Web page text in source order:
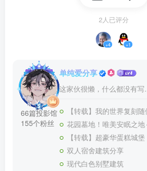
2人已评分
+4 +1
66篇投影馆
155个粉丝
单纯爱分享
这家伙很懒，什么都没有写
【转载】我的世界复刻
花园墓地！唯美安眠之地～（
【转载】超豪华蛋糕城堡
双人宿舍建筑分享
现代白色别墅建筑